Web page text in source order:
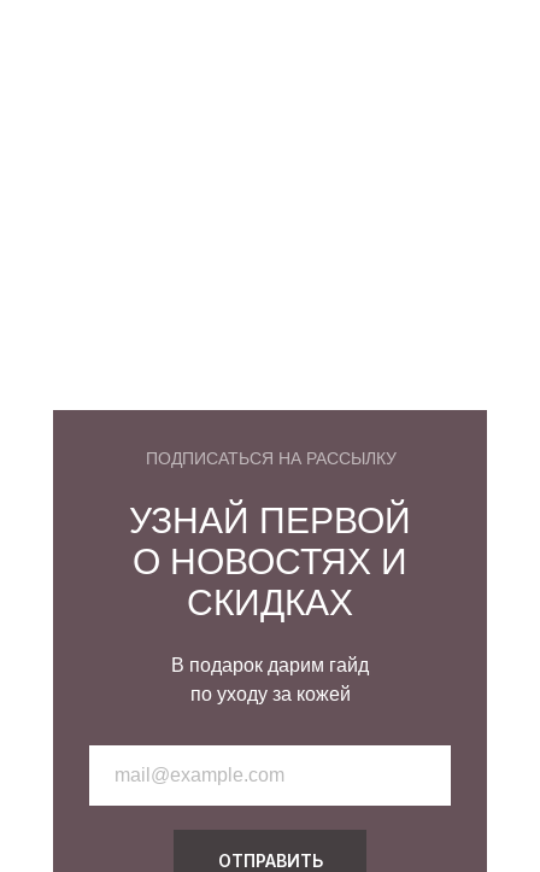
ПОДПИСАТЬСЯ НА РАССЫЛКУ
УЗНАЙ ПЕРВОЙ
О НОВОСТЯХ И
СКИДКАХ
В подарок дарим гайд
по уходу за кожей
ОТПРАВИТЬ